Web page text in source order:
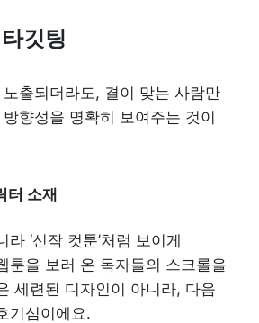
깃팅
출되더라도, 결이 맞는 사람만
향성을 명확히 보여주는 것이
터 소재
‘신작 컷툰’처럼 보이게
툰을 보러 온 독자들의 스크롤을
세련된 디자인이 아니라, 다음
기심이에요.